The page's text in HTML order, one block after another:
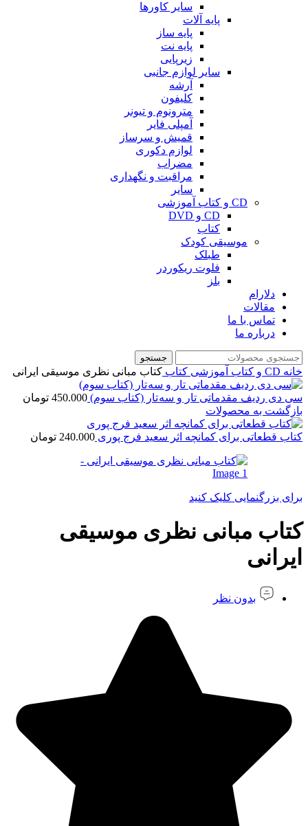
سایر کاورها
پایه آلات
پایه ساز
پایه نت
زیرپایی
سایر لوازم جانبی
آرشه
کلیفون
مترونوم و تیونر
آمپلی فایر
قمیش و سرساز
لوازم دکوری
مضراب
مراقبت و نگهداری
سایر
CD و کتاب آموزشی
CD و DVD
کتاب
موسیقی کودک
طبلک
فلوت ریکوردر
بلز
دلارام
مقالات
تماس با ما
درباره ما
جستجو
خانه CD و کتاب آموزشی کتاب کتاب مبانی نظری موسیقی ایرانی
سی دی ردیف مقدماتی تار و سه تار (کتاب سوم) 450.000 تومان
بازگشت به محصولات
کتاب قطعاتی برای کمانچه اثر سعید فرج پوری 240.000 تومان
برای بزرگنمایی کلیک کنید
کتاب مبانی نظری موسیقی
ایرانی
بدون نظر